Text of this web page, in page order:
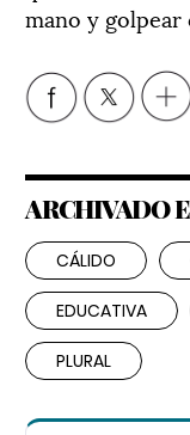
mano y
ARCHIVADO
CÁLIDO
EDUCATIVA
PLURAL